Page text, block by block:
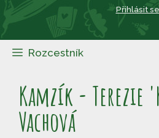
Přihlásit se
Rozcestník
Kamzík - Terezie
Vachová